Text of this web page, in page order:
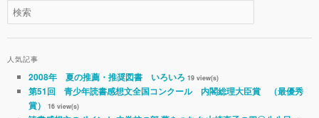
人気記事
2008年 夏の推薦・推奨図書 いろいろ 19 view(s)
第51回 青少年読書感想文全国コンクール 内閣総理大臣賞 （最優秀
賞）
16 view(s)